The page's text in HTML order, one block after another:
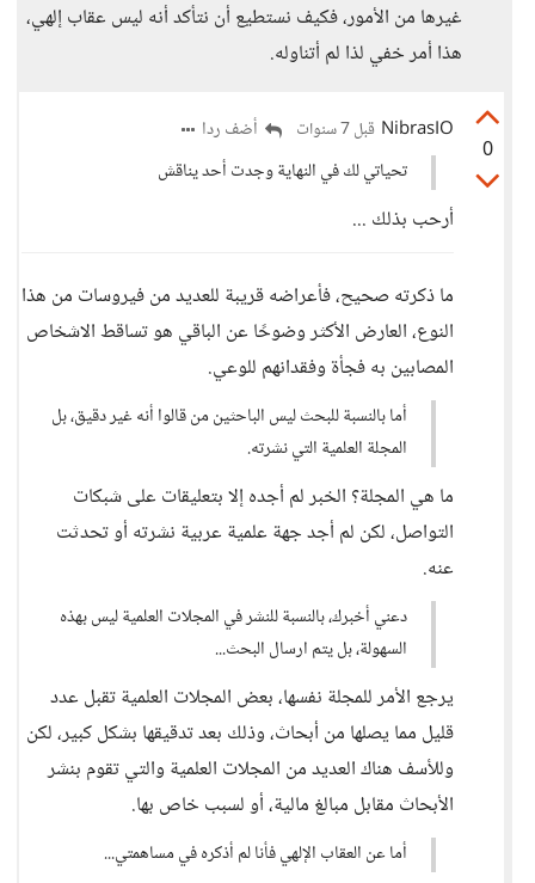
غيرها من الأمور، فكيف نستطيع أن نتأكد أنه ليس عقاب إلهي،
هذا أمر خفي لذا لم أتناوله.
0
NibrasIO قبل 7 سنوات
أضف ردا
تحياتي لك في النهاية وجدت أحد يناقش
أرحب بذلك ...
ما ذكرته صحيح، فأعراضه قريبة للعديد من فيروسات من هذا
النوع، العارض الأكثر وضوحًا عن الباقي هو تساقط الاشخاص
المصابين به فجأة وفقدانهم للوعي.
أما بالنسبة للبحث ليس الباحثين من قالوا أنه غير دقيق، بل
المجلة العلمية التي نشرته.
ما هي المجلة؟ الخبر لم أجده إلا بتعليقات على شبكات
التواصل، لكن لم أجد جهة علمية عربية نشرته أو تحدثت
عنه.
دعني أخبرك، بالنسبة للنشر في المجلات العلمية ليس بهذه
السهولة، بل يتم ارسال البحث...
يرجع الأمر للمجلة نفسها، بعض المجلات العلمية تقبل عدد
قليل مما يصلها من أبحاث، وذلك بعد تدقيقها بشكل كبير، لكن
وللأسف هناك العديد من المجلات العلمية والتي تقوم بنشر
الأبحاث مقابل مبالغ مالية، أو لسبب خاص بها.
أما عن العقاب الإلهي فأنا لم أذكره في مساهمتي...